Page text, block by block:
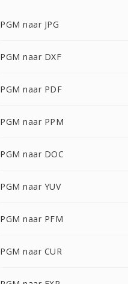
PGM naar JPG
PGM naar DXF
PGM naar PDF
PGM naar PPM
PGM naar DOC
PGM naar YUV
PGM naar PFM
PGM naar CUR